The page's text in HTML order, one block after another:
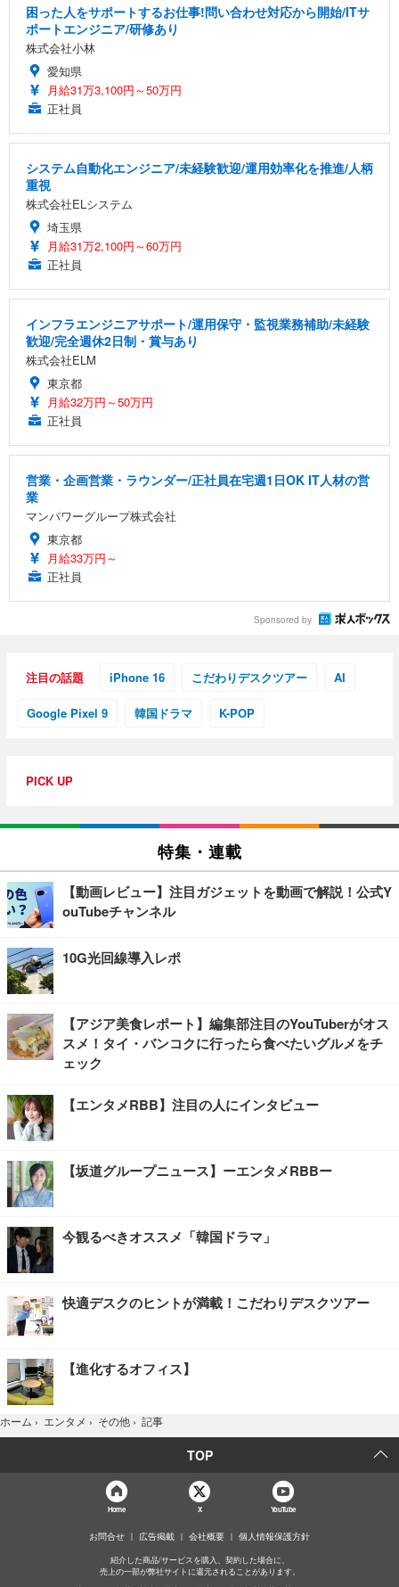
困った人をサポートするお仕事!問い合わせ対応から開始/ITサ
ポートエンジニア/研修あり
株式会社小林
愛知県
月給31万3,100円～50万円
正社員
システム自動化エンジニア/未経験歓迎/運用効率化を推進/人柄
重視
株式会社ELシステム
埼玉県
月給31万2,100円～60万円
正社員
インフラエンジニアサポート/運用保守・監視業務補助/未経験
歓迎/完全週休2日制・賞与あり
株式会社ELM
東京都
月給32万円～50万円
正社員
営業・企画営業・ラウンダー/正社員在宅週1日OK IT人材の営
業
マンパワーグループ株式会社
東京都
月給33万円～
正社員
Sponsored by
注目の話題 iPhone 16 こだわりデスクツアー AI
Google Pixel 9 韓国ドラマ K-POP
PICK UP
特集・連載
【動画レビュー】注目ガジェットを動画で解説！公式Y
ouTubeチャンネル
10G光回線導入レポ
【アジア美食レポート】編集部注目のYouTuberがオス
スメ！タイ・バンコクに行ったら食べたいグルメをチ
ェック
【エンタメRBB】注目の人にインタビュー
【坂道グループニュース】ーエンタメRBBー
今観るべきオススメ「韓国ドラマ」
快適デスクのヒントが満載！こだわりデスクツアー
【進化するオフィス】
ホーム › エンタメ › その他 › 記事
TOP
Home X YouTube
お問合せ 広告掲載 会社概要 個人情報保護方針
紹介した商品/サービスを購入、契約した場合に、
売上の一部が弊社サイトに還元されることがあります。